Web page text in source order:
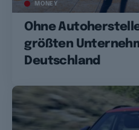
MONEY
Ohne
größten
Deutschland